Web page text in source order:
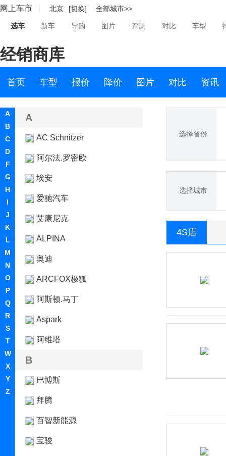
网上车市 北京 [切换] 全部城市>>
选车 新车 导购 图片 评测 对比 车型
经销商库
首页 车型 报价 降价 图片 对比 资讯
A
B
C
D
F
G
H
I
J
K
L
M
N
O
P
Q
R
S
T
W
X
Y
Z
A
AC Schnitzer
阿尔法.罗密欧
埃安
爱驰汽车
艾康尼克
ALPINA
奥迪
ARCFOX极狐
阿斯顿.马丁
Aspark
阿维塔
B
巴博斯
拜腾
百智新能源
宝骏
选择省份
选择城市
4S店